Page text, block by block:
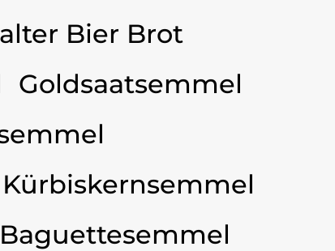
Bier Brot
Goldsaatsemmel
Kürbiskernsemmel
Baguettesemmel